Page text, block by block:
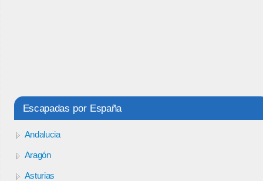
Escapadas por España
Andalucia
Aragón
Asturias